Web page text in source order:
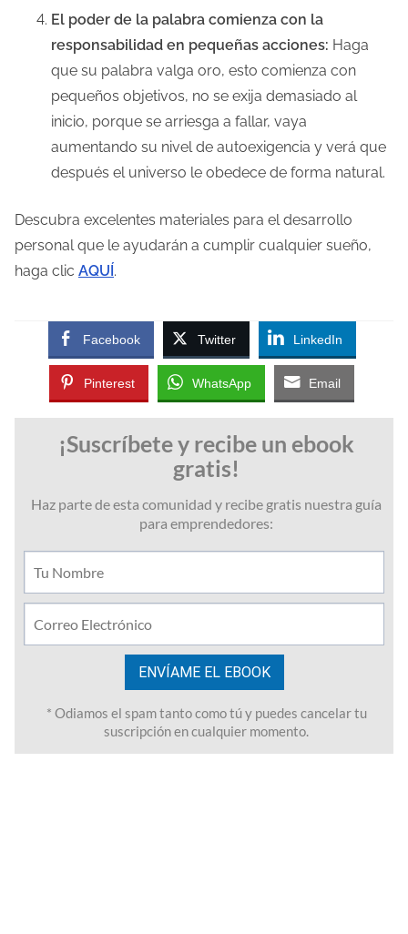
El poder de la palabra comienza con la
responsabilidad en pequeñas acciones: Haga
que su palabra valga oro, esto comienza con
pequeños objetivos, no se exija demasiado al
inicio, porque se arriesga a fallar, vaya
aumentando su nivel de autoexigencia y verá que
después el universo le obedece de forma natural.
Descubra excelentes materiales para el desarrollo
personal que le ayudarán a cumplir cualquier sueño,
haga clic AQUÍ.
Facebook Twitter LinkedIn
Pinterest WhatsApp Email